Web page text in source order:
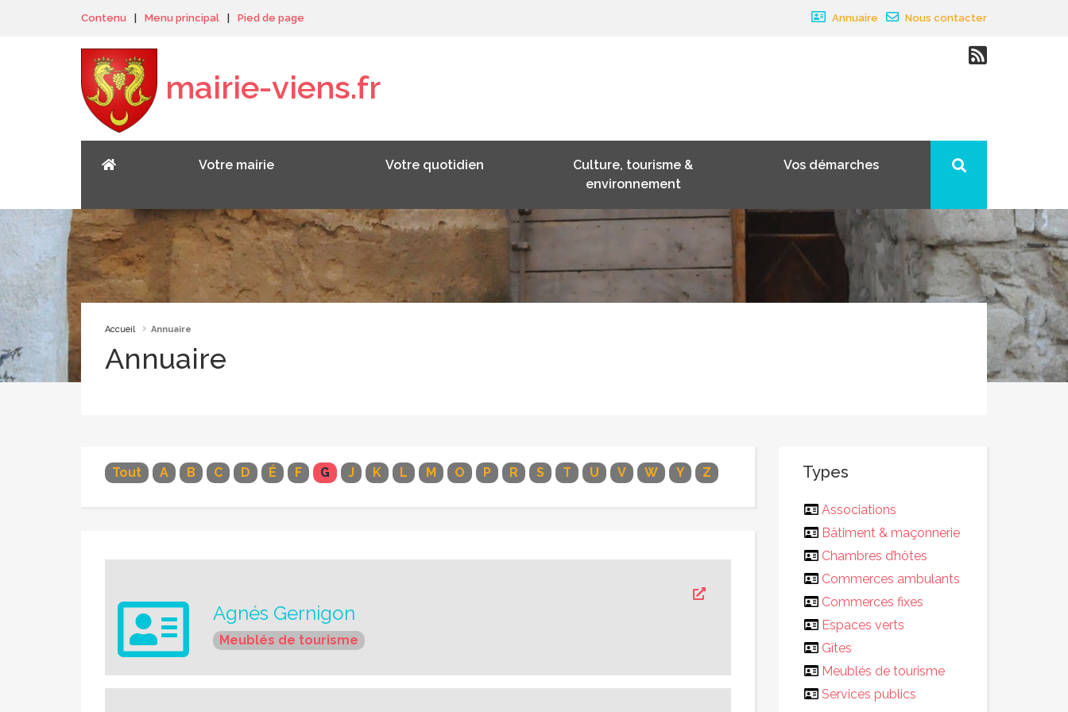
Contenu Menu principal Pied de page Annuaire Nous contacter
mairie-viens.fr
Votre mairie Votre quotidien
Culture, tourisme &
environnement
Vos démarches
×
Accueil Annuaire
Annuaire
Tout A B C D É F G J K L M O P R S T U V W Y Z
Agnés Gernigon
Meublés de tourisme
Types
Associations
Bâtiment & maçonnerie
Chambres d’hôtes
Commerces ambulants
Commerces fixes
Espaces verts
Gîtes
Meublés de tourisme
Services publics